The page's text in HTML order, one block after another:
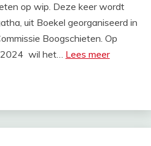
op wip. Deze keer wordt
uit Boekel georganiseerd in
Boogschieten. Op
wil het… Lees meer